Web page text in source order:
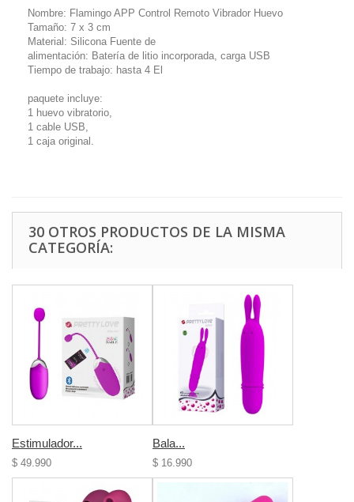
Nombre: Flamingo APP Control Remoto Vibrador Huevo
Tamaño: 7 x 3 cm
Material: Silicona Fuente de
alimentación: Batería de litio incorporada, carga USB
Tiempo de trabajo: hasta 4 El
paquete incluye:
1 huevo vibratorio,
1 cable USB,
1 caja original.
30 OTROS PRODUCTOS DE LA MISMA
CATEGORÍA:
Estimulador...
$ 49.990
Bala...
$ 16.990